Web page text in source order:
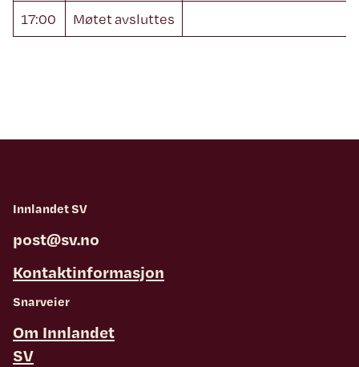
17:00
Møtet avsluttes
Innlandet SV
post@sv.no
Kontaktinformasjon
Snarveier
Om Innlandet
SV